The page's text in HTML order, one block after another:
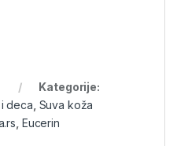
Kategorije:
deca Suva koža
Eucerin